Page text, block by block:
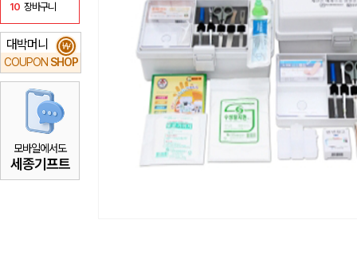
10 장바구니
대박머니
COUPON SHOP
₩
모바일에서도
세종기프트